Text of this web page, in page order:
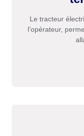
Le tracteur
l’opérateur,